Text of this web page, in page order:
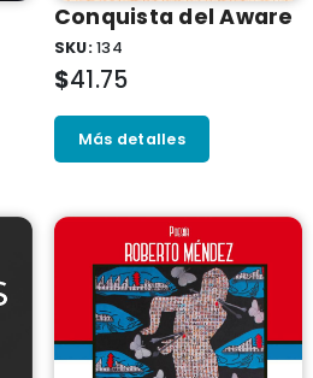
Conquista del Aware
SKU:134
$41.75
Más detalles